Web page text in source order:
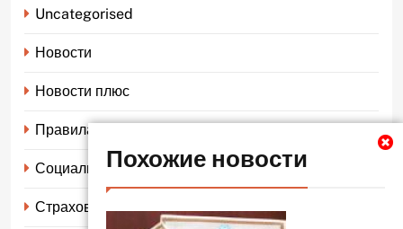
Похожие новости
Uncategorised
Новости
Новости плюс
Правила страхования
Социальное страхование
Страхование автомобиля